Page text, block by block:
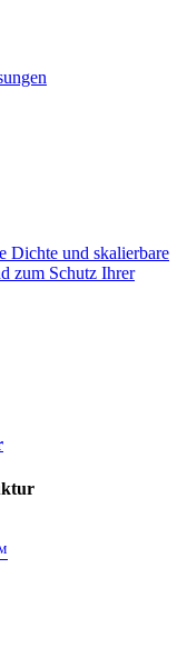
Dichte und skalierbare
zum Schutz Ihrer